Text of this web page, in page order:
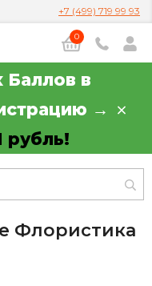
+7 (499) 719 99 93
0
Баллов в
→
рубль!
Флористика